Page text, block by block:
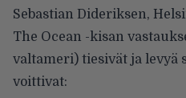
Sebastian Dideriksen,
The Ocean -kisan
valtameri) tiesivät ja levyä
voittivat: